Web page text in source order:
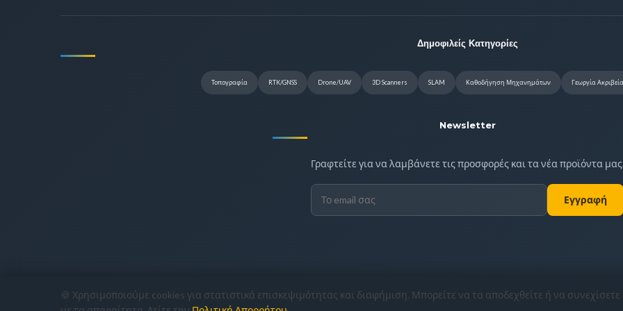
Δημοφιλείς Κατηγορίες
Τοπογραφία RTK/GNSS Drone/UAV 3D Scanners SLAM Καθοδήγηση Μηχανημάτων Γεωργία
Newsletter
Γραφτείτε για να λαμβάνετε τις προσφορές και τα νέα προϊόντα μας.
Εγγραφή
Copyright © 2022-2026 CivilShop Μον. Ε.Π.Ε. — Αρ. ΓΕΜΗ 022414554000. All rights reserved. | Site Ver: 8.6
🍪 Χρησιμοποιούμε cookies για στατιστικά επισκεψιμότητας και διαφήμιση. Μπορείτε να τα αποδεχθείτε ή να